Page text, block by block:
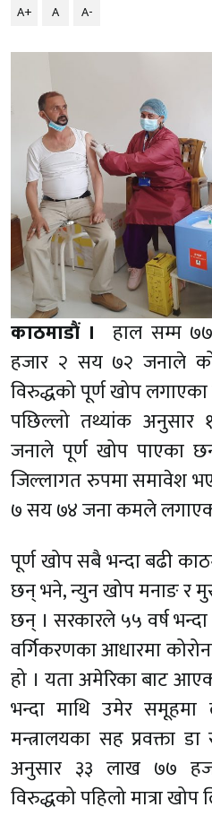
A+ A A-
काठमाडौं । हाल सम्म
हजार २ सय ७२ जनाले
विरुद्धको पूर्ण खोप
पछिल्लो तथ्यांक
जनाले पूर्ण खोप पाएका
जिल्लागत रुपमा समावेश
७ सय ७४ जना कमले
पूर्ण खोप सबै भन्दा बढी
छन् भने, न्युन खोप मनाङ र
छन् । सरकारले ५५ वर्ष
वर्गिकरणका आधारमा
हो । यता अमेरिका बाट
भन्दा माथि उमेर
मन्त्रालयका सह प्रवक्ता
अनुसार ३३ लाख ७७
विरुद्धको पहिलो मात्रा